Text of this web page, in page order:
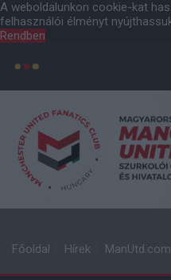
A weboldalunkon cookie-kat
felhasználói élményt
Rendben
Főoldal Hírek ManUtd.com